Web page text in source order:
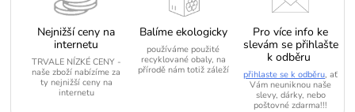
Nejnižší ceny na
internetu
TRVALE NÍZKÉ CENY -
naše zboží nabízíme za
ty nejnižší ceny na
internetu
Balíme ekologicky
používáme použité
recyklované obaly, na
přírodě nám totiž záleží
Pro více info ke
slevám se přihlašte
k odběru
přihlaste se k odběru, ať
Vám neuniknou naše
slevy, dárky, nebo
poštovné zdarma!!!